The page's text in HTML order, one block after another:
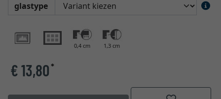
glastype
0,4 cm 1,3 cm
€ 13,80*